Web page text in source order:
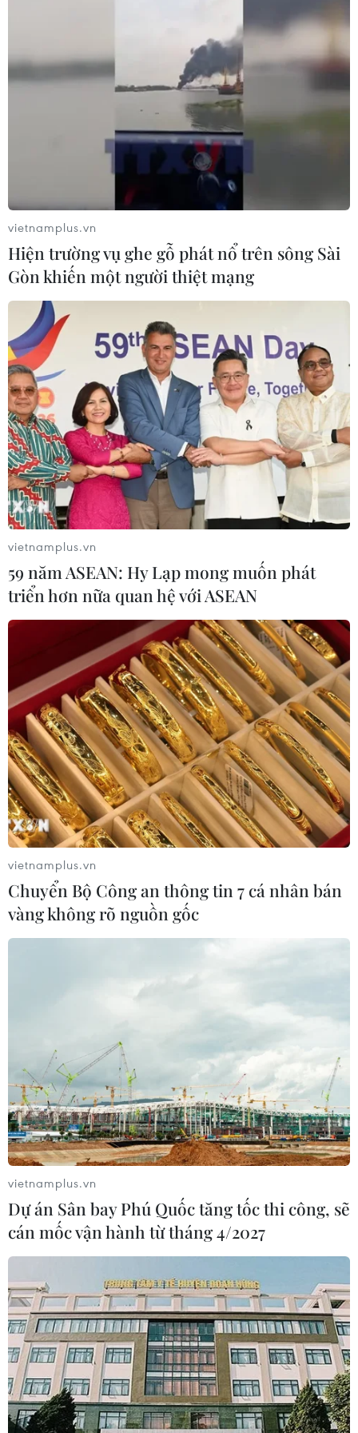
TIN CÙNG CHUYÊN MỤC
Cộng hòa Dân chủ Congo ghi nhận
hơn 300 trẻ em tử vong do Ebola
08/08/2026 15:21
vietnamplus.vn
Hiện trường vụ ghe gỗ phát nổ trên sông Sài
Gòn khiến một người thiệt mạng
vietnamplus.vn
59 năm ASEAN: Hy Lạp mong muốn phát
triển hơn nữa quan hệ với ASEAN
vietnamplus.vn
Chuyển Bộ Công an thông tin 7 cá nhân bán
vàng không rõ nguồn gốc
vietnamplus.vn
Dự án Sân bay Phú Quốc tăng tốc thi công, sẽ
cán mốc vận hành từ tháng 4/2027